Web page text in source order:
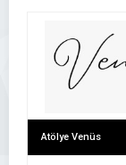
Atölye Venüs